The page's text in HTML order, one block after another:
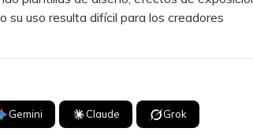
su uso resulta difícil para los creadores
Gemini Claude Grok